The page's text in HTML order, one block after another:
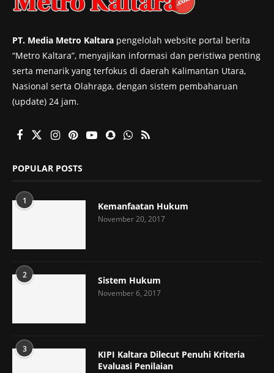
PT. Media Metro Kaltara pengelolah website portal berita
“Metro Kaltara”, menyajikan informasi dan peristiwa penting
serta menarik yang terfokus di daerah Kalimantan Utara,
Nasional serta Olahraga, dengan sistem pembaharuan
(update) 24 jam.
POPULAR POSTS
1 Kemanfaatan Hukum
November 20, 2017
2 Sistem Hukum
November 6, 2017
3
KIPI Kaltara Dilecut Penuhi Kriteria
Evaluasi Penilaian